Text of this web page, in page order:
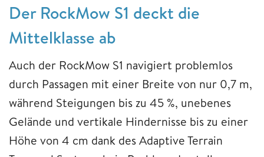
Der RockMow S1 deckt die
Mittelklasse ab
Auch der RockMow S1 navigiert problemlos
durch Passagen mit einer Breite von nur 0,7 m,
während Steigungen bis zu 45 %, unebenes
Gelände und vertikale Hindernisse bis zu einer
Höhe von 4 cm dank des Adaptive Terrain